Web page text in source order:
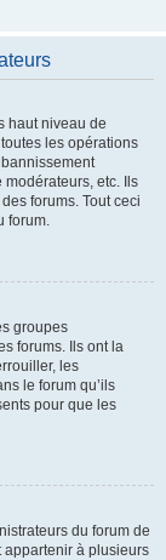
haut niveau de
les opérations
modérateurs, etc. Ils
forums. Tout ceci
forum.
groupes
forums. Ils ont la
les
le forum qu’ils
pour que les
du forum de
à plusieurs